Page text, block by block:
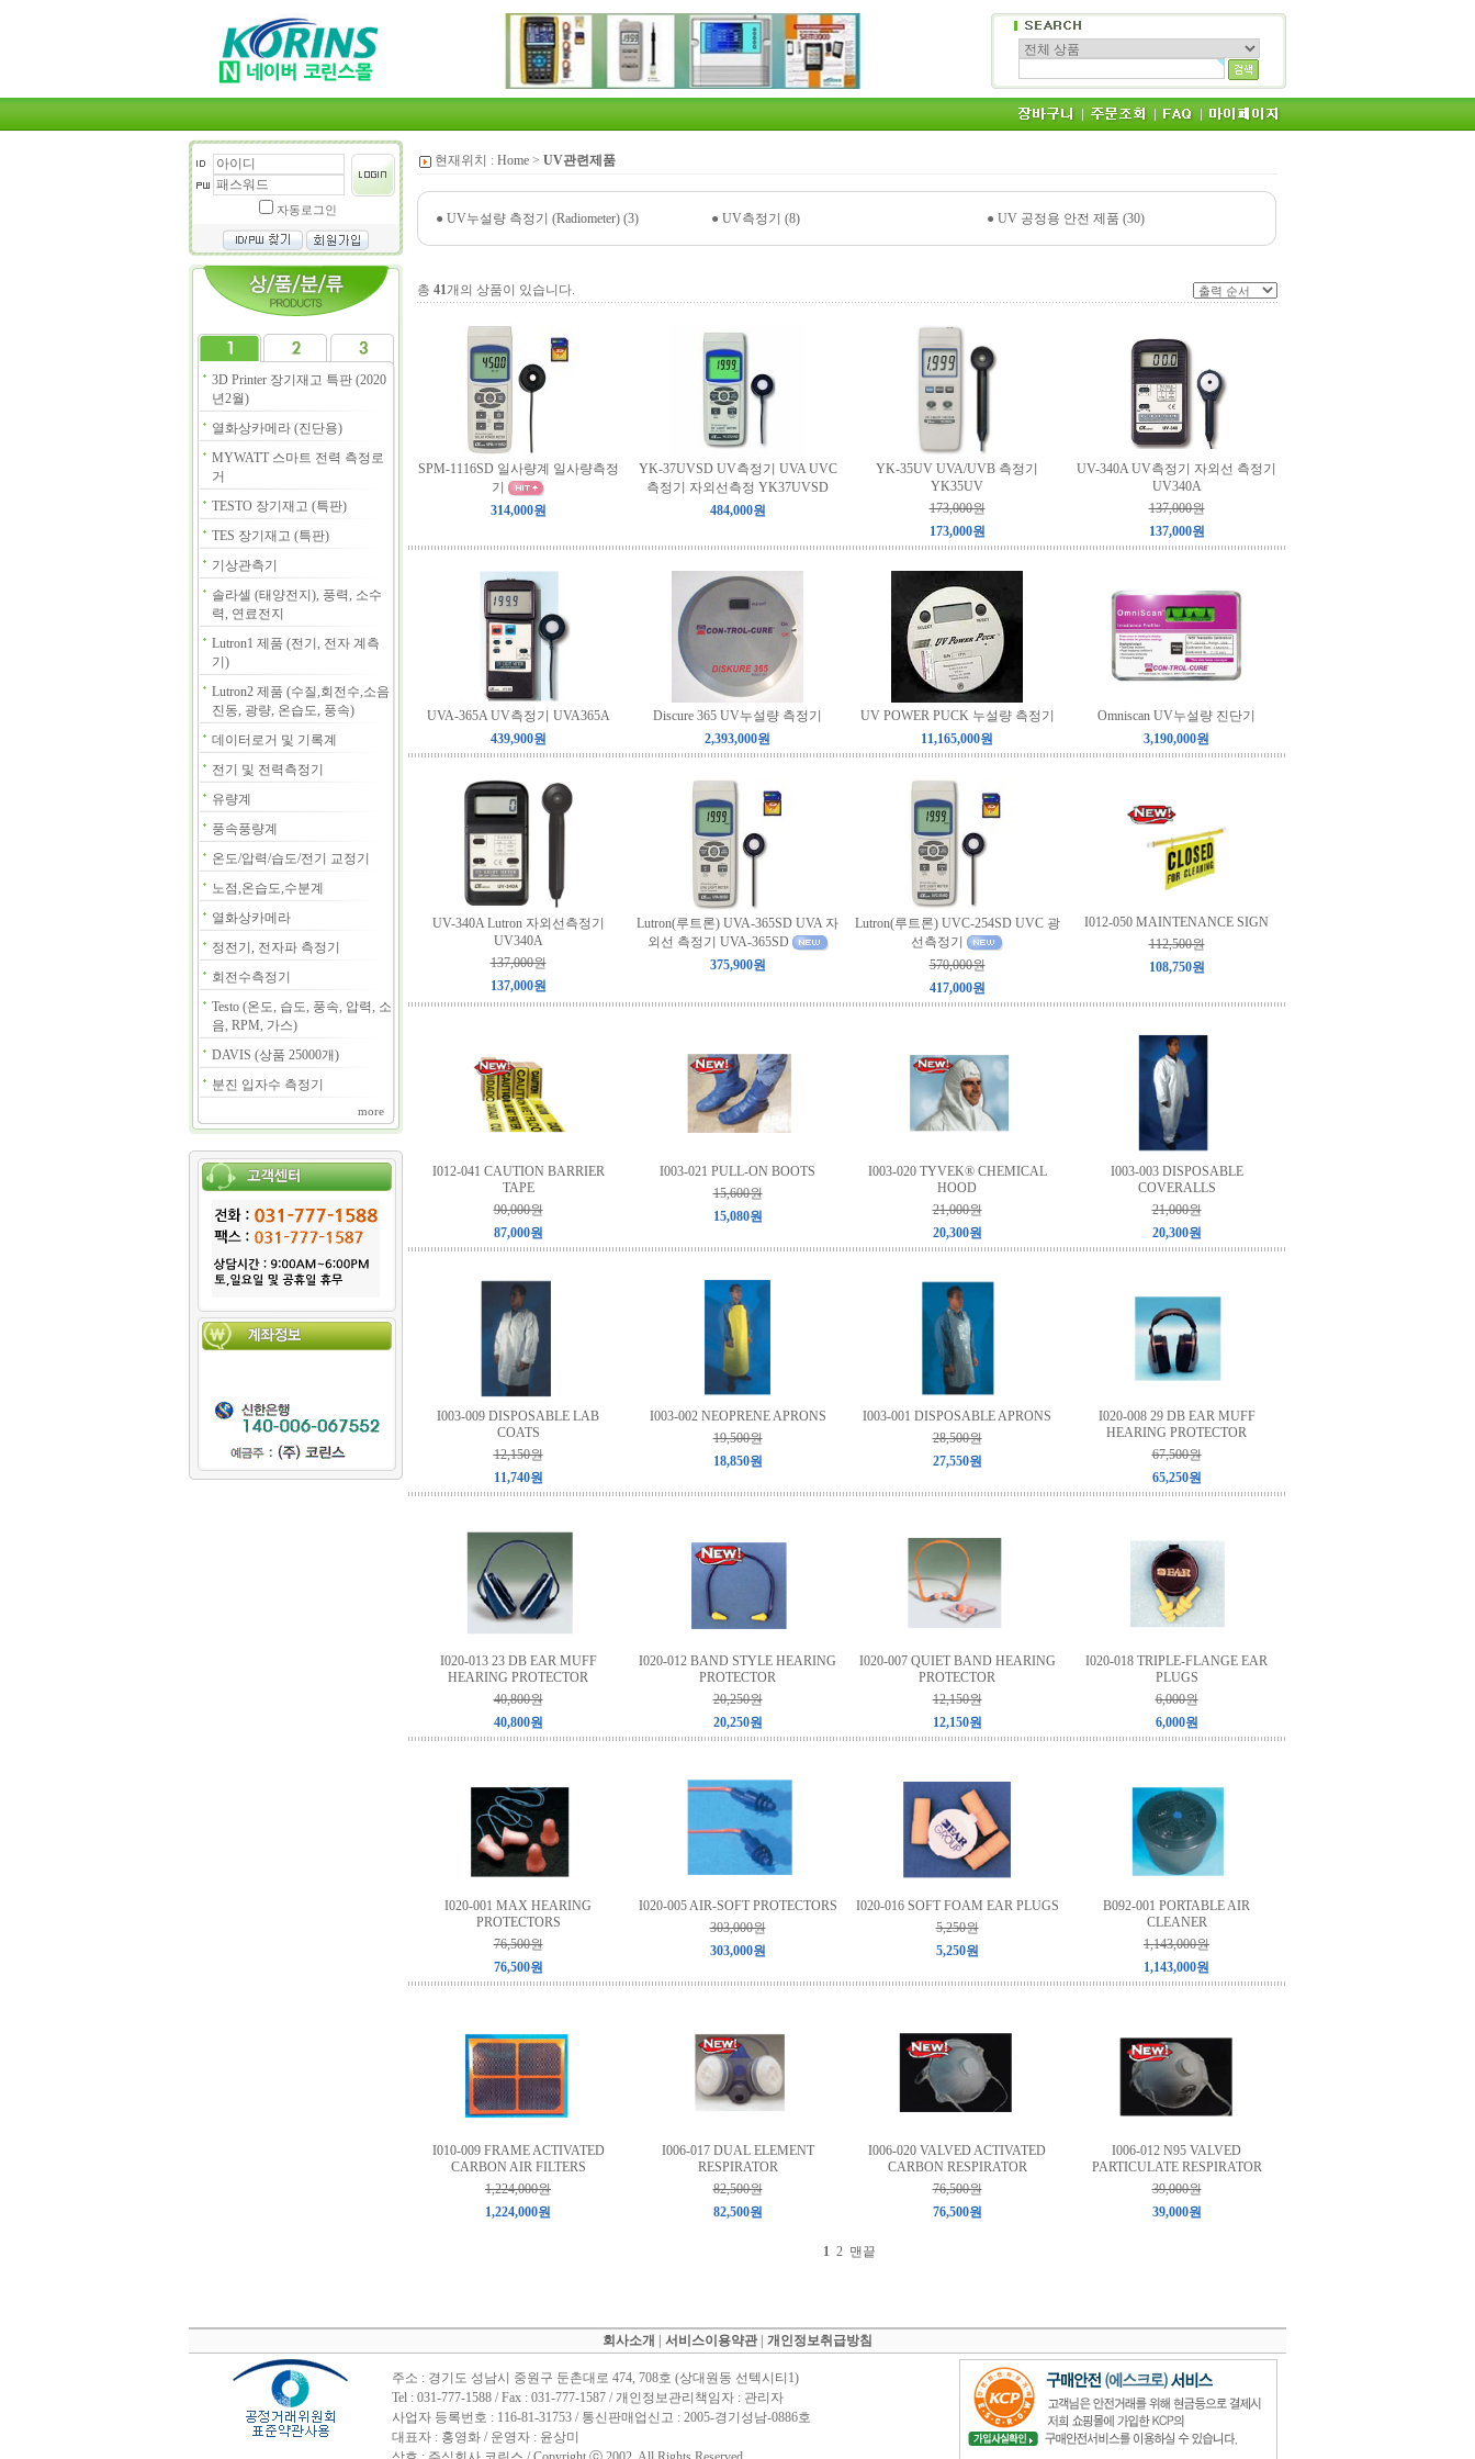
자동로그인
3D Printer 장기재고 특판 (2020
년2월)
열화상카메라 (진단용)
MYWATT 스마트 전력 측정로
거
TESTO 장기재고 (특판)
TES 장기재고 (특판)
기상관측기
솔라셀 (태양전지), 풍력, 소수
력, 연료전지
Lutron1 제품 (전기, 전자 계측
기)
Lutron2 제품 (수질,회전수,소음
진동, 광량, 온습도, 풍속)
데이터로거 및 기록계
전기 및 전력측정기
유량계
풍속풍량계
온도/압력/습도/전기 교정기
노점,온습도,수분계
열화상카메라
정전기, 전자파 측정기
회전수측정기
Testo (온도, 습도, 풍속, 압력, 소
음, RPM, 가스)
DAVIS (상품 25000개)
분진 입자수 측정기
more
현재위치 : Home > UV관련제품
● UV누설량 측정기 (Radiometer) (3) ● UV측정기 (8) ● UV 공정용 안전 제품 (30)
총 41개의 상품이 있습니다.
SPM-1116SD 일사량계 일사량측정
기
314,000원
YK-37UVSD UV측정기 UVA UVC
측정기 자외선측정 YK37UVSD
484,000원
YK-35UV UVA/UVB 측정기
YK35UV
173,000원
173,000원
UV-340A UV측정기 자외선 측정기
UV340A
137,000원
137,000원
UVA-365A UV측정기 UVA365A
439,900원
Discure 365 UV누설량 측정기
2,393,000원
UV POWER PUCK 누설량 측정기
11,165,000원
Omniscan UV누설량 진단기
3,190,000원
UV-340A Lutron 자외선측정기
UV340A
137,000원
137,000원
Lutron(루트론) UVA-365SD UVA 자
외선 측정기 UVA-365SD
375,900원
Lutron(루트론) UVC-254SD UVC 광
선측정기
570,000원
417,000원
I012-050 MAINTENANCE SIGN
112,500원
108,750원
I012-041 CAUTION BARRIER
TAPE
90,000원
87,000원
I003-021 PULL-ON BOOTS
15,600원
15,080원
I003-020 TYVEK® CHEMICAL
HOOD
21,000원
20,300원
I003-003 DISPOSABLE
COVERALLS
21,000원
20,300원
I003-009 DISPOSABLE LAB
COATS
12,150원
11,740원
I003-002 NEOPRENE APRONS
19,500원
18,850원
I003-001 DISPOSABLE APRONS
28,500원
27,550원
I020-008 29 DB EAR MUFF
HEARING PROTECTOR
67,500원
65,250원
I020-013 23 DB EAR MUFF
HEARING PROTECTOR
40,800원
40,800원
I020-012 BAND STYLE HEARING
PROTECTOR
20,250원
20,250원
I020-007 QUIET BAND HEARING
PROTECTOR
12,150원
12,150원
I020-018 TRIPLE-FLANGE EAR
PLUGS
6,000원
6,000원
I020-001 MAX HEARING
PROTECTORS
76,500원
76,500원
I020-005 AIR-SOFT PROTECTORS
303,000원
303,000원
I020-016 SOFT FOAM EAR PLUGS
5,250원
5,250원
B092-001 PORTABLE AIR
CLEANER
1,143,000원
1,143,000원
I010-009 FRAME ACTIVATED
CARBON AIR FILTERS
1,224,000원
1,224,000원
I006-017 DUAL ELEMENT
RESPIRATOR
82,500원
82,500원
I006-020 VALVED ACTIVATED
CARBON RESPIRATOR
76,500원
76,500원
I006-012 N95 VALVED
PARTICULATE RESPIRATOR
39,000원
39,000원
1 2 맨끝
회사소개 서비스이용약관| 개인정보취급방침
주소 : 경기도 성남시 중원구 둔촌대로 474, 708호 (상대원동 선텍시티1)
Tel : 031-777-1588 / Fax : 031-777-1587 / 개인정보관리책임자 : 관리자
사업자 등록번호 : 116-81-31753 / 통신판매업신고 : 2005-경기성남-0886호
대표자 : 홍영화 / 운영자 : 윤상미